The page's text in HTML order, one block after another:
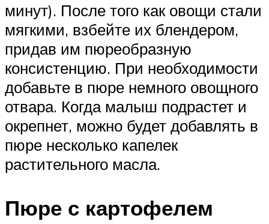
минут). После того как овощи стали
мягкими, взбейте их блендером,
придав им пюреобразную
консистенцию. При необходимости
добавьте в пюре немного овощного
отвара. Когда малыш подрастет и
окрепнет, можно будет добавлять в
пюре несколько капелек
растительного масла.
Пюре с картофелем